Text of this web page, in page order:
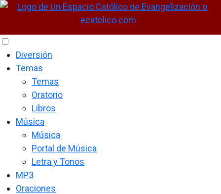
Diversión
Temas
Temas
Oratorio
Libros
Música
Música
Portal de Música
Letra y Tonos
MP3
Oraciones